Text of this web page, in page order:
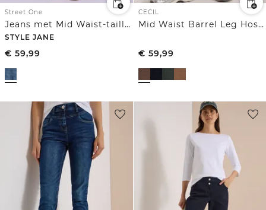
Street One
Jeans met Mid Waist-taille en Slim Leg-pijpen in casual pasvorm
STYLE JANE
€ 59,99
CECIL
Mid Waist Barrel Leg Hose im Casual Fit
€ 59,99